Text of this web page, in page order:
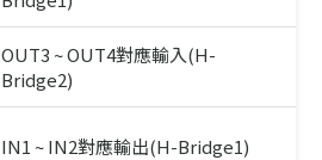
OUT3 ~ OUT4對應輸入(H-
Bridge2)
IN1 ~ IN2對應輸出(H-Bridge1)